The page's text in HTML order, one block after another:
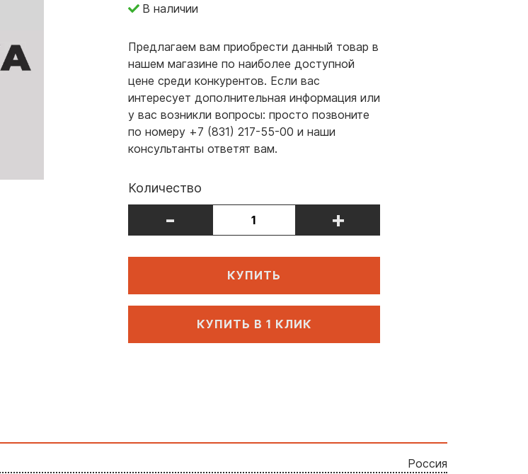
В наличии
Предлагаем вам приобрести данный товар в
нашем магазине по наиболее доступной
цене среди конкурентов. Если вас
интересует дополнительная информация или
у вас возникли вопросы: просто позвоните
по номеру +7 (831) 217-55-00 и наши
консультанты ответят вам.
Количество
- +
КУПИТЬ
КУПИТЬ В 1 КЛИК
Россия